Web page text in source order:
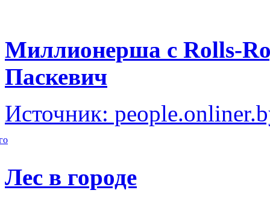
Миллионерша с Rolls-
Паскевич
Источник:
Лес в городе